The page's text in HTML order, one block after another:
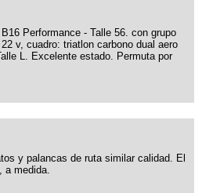
Performance - Talle 56. con grupo
v, cuadro: triatlon carbono dual aero
L. Excelente estado. Permuta por
y palancas de ruta similar calidad. El
a medida.